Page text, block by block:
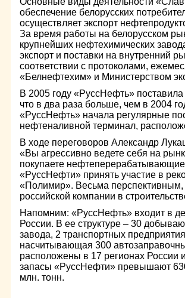
обеспечение белорусских
осуществляет экспорт
За время работы на белорусском
крупнейших нефтехимических
экспорт и поставки на внутренний
соответствии с протоколами,
«Белнефтехим» и Министерством
В 2005 году «РуссНефть»
что в два раза больше, чем в 2004
«РуссНефть» начала регулярные
нефтеналивной терминал,
В ходе переговоров Александр
«Вы агрессивно ведете себя на
покупаете
«РуссНефти» принять участие в
«Полимир». Весьма
российской компании в
Напомним: «РуссНефть» входит в
России. В ее структуре – 30
завода, 2 транспортных
насчитывающая 300
расположены в 17 регионах
запасы «РуссНефти» превышают
млн. тонн.